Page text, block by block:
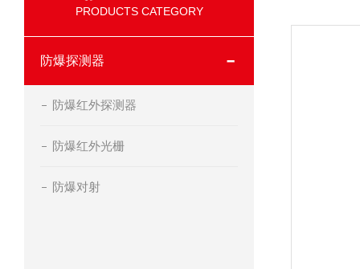
PRODUCTS CATEGORY
防爆探测器
防爆红外探测器
防爆红外光栅
防爆对射